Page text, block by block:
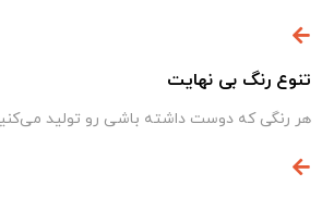
تنوع رنگ بی نهایت
هر رنگی که دوست داشته باشی رو تولید